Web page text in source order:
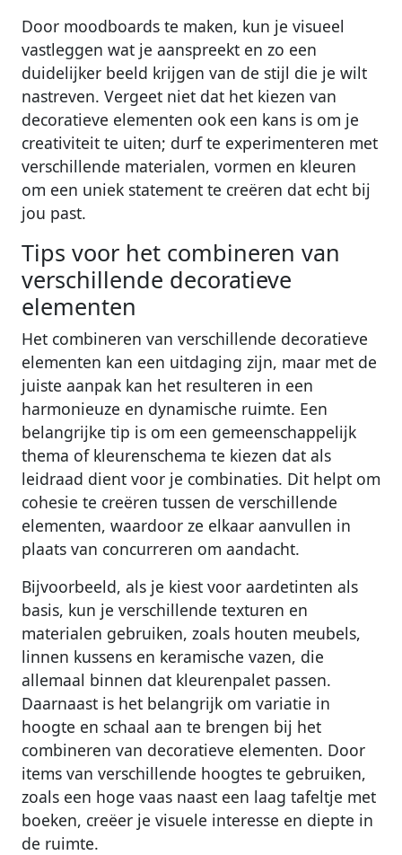
Door moodboards te maken, kun je visueel
vastleggen wat je aanspreekt en zo een
duidelijker beeld krijgen van de stijl die je wilt
nastreven. Vergeet niet dat het kiezen van
decoratieve elementen ook een kans is om je
creativiteit te uiten; durf te experimenteren met
verschillende materialen, vormen en kleuren
om een uniek statement te creëren dat echt bij
jou past.
Tips voor het combineren van
verschillende decoratieve
elementen
Het combineren van verschillende decoratieve
elementen kan een uitdaging zijn, maar met de
juiste aanpak kan het resulteren in een
harmonieuze en dynamische ruimte. Een
belangrijke tip is om een gemeenschappelijk
thema of kleurenschema te kiezen dat als
leidraad dient voor je combinaties. Dit helpt om
cohesie te creëren tussen de verschillende
elementen, waardoor ze elkaar aanvullen in
plaats van concurreren om aandacht.
Bijvoorbeeld, als je kiest voor aardetinten als
basis, kun je verschillende texturen en
materialen gebruiken, zoals houten meubels,
linnen kussens en keramische vazen, die
allemaal binnen dat kleurenpalet passen.
Daarnaast is het belangrijk om variatie in
hoogte en schaal aan te brengen bij het
combineren van decoratieve elementen. Door
items van verschillende hoogtes te gebruiken,
zoals een hoge vaas naast een laag tafeltje met
boeken, creëer je visuele interesse en diepte in
de ruimte.